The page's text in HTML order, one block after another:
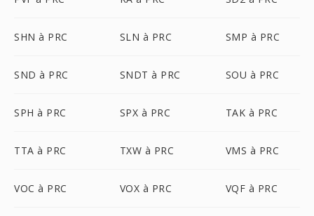
SHN à PRC SLN à PRC SMP à PRC
SND à PRC SNDT à PRC SOU à PRC
SPH à PRC SPX à PRC TAK à PRC
TTA à PRC TXW à PRC VMS à PRC
VOC à PRC VOX à PRC VQF à PRC